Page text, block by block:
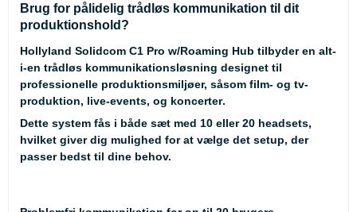
Brug for pålidelig trådløs kommunikation til dit
produktionshold?
Hollyland Solidcom C1 Pro w/Roaming Hub tilbyder en alt-
i-en trådløs kommunikationsløsning designet til
professionelle produktionsmiljøer, såsom film- og tv-
produktion, live-events, og koncerter.
Dette system fås i både sæt med 10 eller 20 headsets,
hvilket giver dig mulighed for at vælge det setup, der
passer bedst til dine behov.